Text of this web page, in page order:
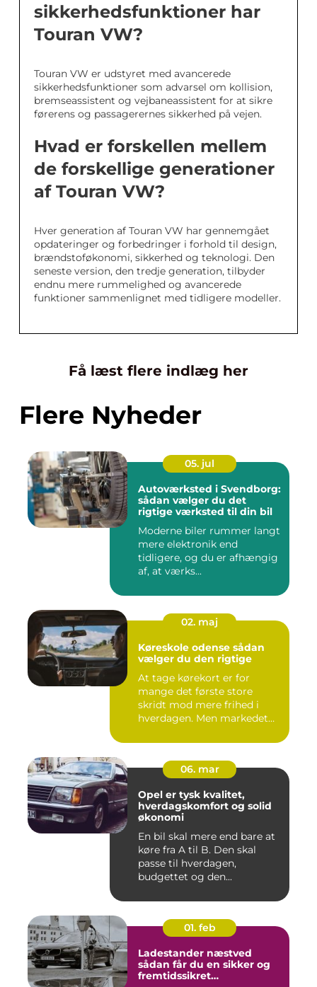
sikkerhedsfunktioner har
Touran VW?
Touran VW er udstyret med avancerede
sikkerhedsfunktioner som advarsel om kollision,
bremseassistent og vejbaneassistent for at sikre
førerens og passagerernes sikkerhed på vejen.
Hvad er forskellen mellem
de forskellige generationer
af Touran VW?
Hver generation af Touran VW har gennemgået
opdateringer og forbedringer i forhold til design,
brændstoføkonomi, sikkerhed og teknologi. Den
seneste version, den tredje generation, tilbyder
endnu mere rummelighed og avancerede
funktioner sammenlignet med tidligere modeller.
Få læst flere indlæg her
Flere Nyheder
05. jul
Autoværksted i Svendborg:
sådan vælger du det
rigtige værksted til din bil
Moderne biler rummer langt
mere elektronik end
tidligere, og du er afhængig
af, at værks...
02. maj
Køreskole odense sådan
vælger du den rigtige
At tage kørekort er for
mange det første store
skridt mod mere frihed i
hverdagen. Men markedet
06. mar
Opel er tysk kvalitet,
hverdagskomfort og solid
økonomi
En bil skal mere end bare at
køre fra A til B. Den skal
passe til hverdagen,
budgettet og den...
01. feb
Ladestander næstved
sådan får du en sikker og
fremtidssikret